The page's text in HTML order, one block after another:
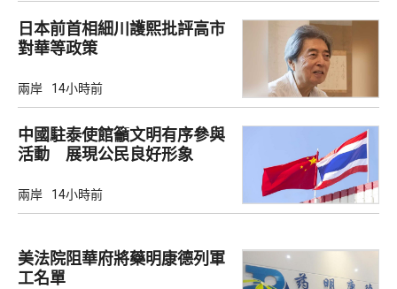
日本前首相細川護熙批評高市
對華等政策
兩岸 14小時前
中國駐泰使館籲文明有序參與
活動 展現公民良好形象
兩岸 14小時前
美法院阻華府將藥明康德列軍
工名單